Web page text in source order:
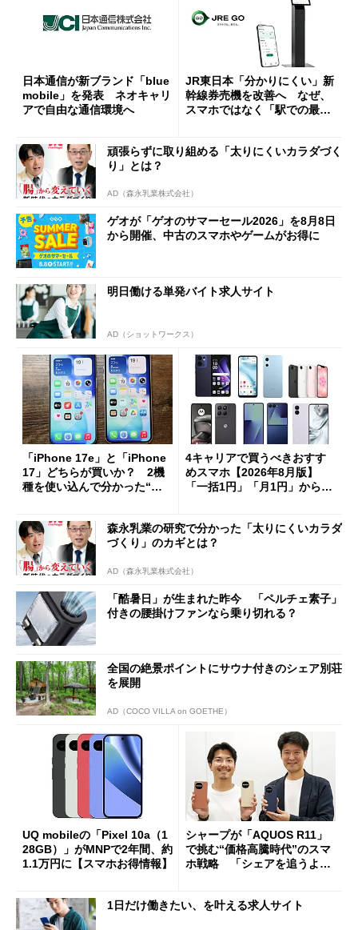
日本通信が新ブランド「blue
mobile」を発表 ネオキャリ
アで自由な通信環境へ
JR東日本「分かりにくい」新
幹線券売機を改善へ なぜ、
スマホではなく「駅での最短
頑張らずに取り組める「太りにくいカラダづく
り」とは？
AD（森永乳業株式会社）
ゲオが「ゲオのサマーセール2026」を8月8日
から開催、中古のスマホやゲームがお得に
明日働ける単発バイト求人サイト
AD（ショットワークス）
「iPhone 17e」と「iPhone
17」どちらが買いか？ 2機
種を使い込んで分かった“ス
4キャリアで買うべきおすす
めスマホ【2026年8月版】
「一括1円」「月1円」からお
森永乳業の研究で分かった「太りにくいカラダ
づくり」のカギとは？
AD（森永乳業株式会社）
「酷暑日」が生まれた昨今 「ペルチェ素子」
付きの腰掛けファンなら乗り切れる？
全国の絶景ポイントにサウナ付きのシェア別荘
を展開
AD（COCO VILLA on GOETHE）
UQ mobileの「Pixel 10a（1
28GB）」がMNPで2年間、約
1.1万円に【スマホお得情報】
シャープが「AQUOS R11」
で挑む“価格高騰時代”のスマ
ホ戦略 「シェアを追うより
1日だけ働きたい、を叶える求人サイト